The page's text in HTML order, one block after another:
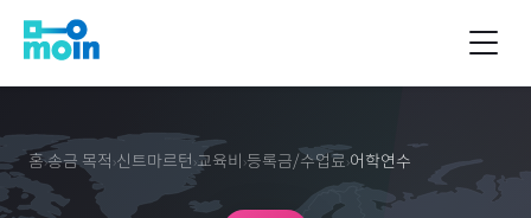
홈›송금 목적 ›신트마르턴 ›교육비 ›등록금/수업료›어학연수